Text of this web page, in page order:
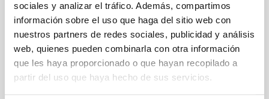
sociales y analizar el tráfico. Además, compartimos
información sobre el uso que haga del sitio web con
nuestros partners de redes sociales, publicidad y análisis
web, quienes pueden combinarla con otra información
que les haya proporcionado o que hayan recopilado a
partir del uso que haya hecho de sus servicios.